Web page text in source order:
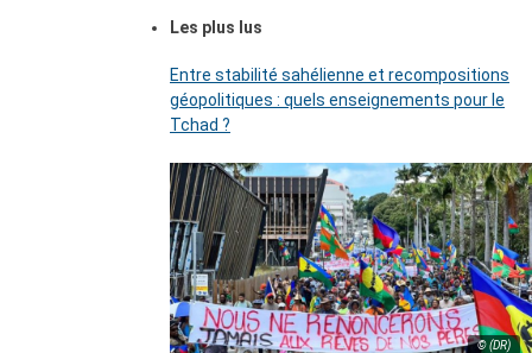
Les plus lus
Entre stabilité sahélienne et recompositions
géopolitiques : quels enseignements pour le
Tchad ?
© (DR)